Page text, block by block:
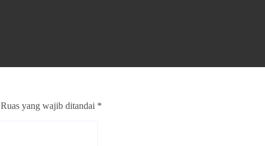
Ruas yang wajib ditandai *